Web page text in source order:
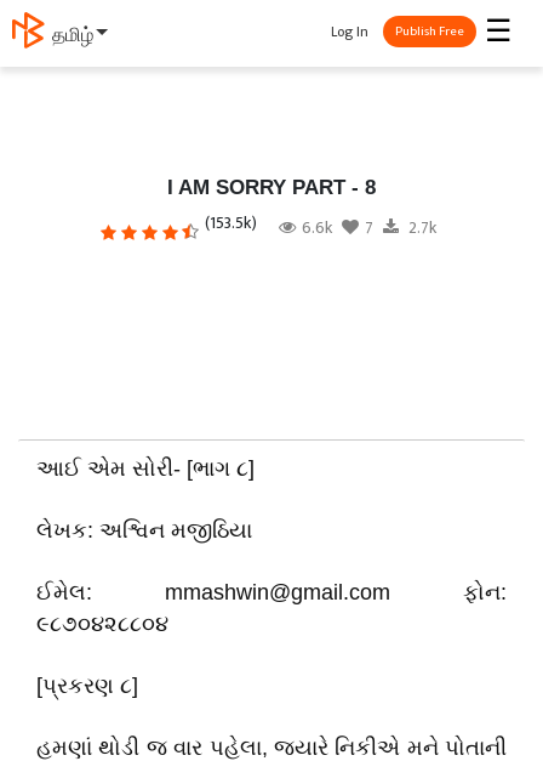
தமிழ் ☰
Log In Publish Free
I AM SORRY PART - 8
(153.5k) 6.6k 7 2.7k
આઈ એમ સોરી- [ભાગ ૮]
લેખક: અશ્વિન મજીઠિયા
ઈમેલ: mmashwin@gmail.com ફોન:
૯૮૭૦૪૨૮૮૦૪
[પ્રકરણ ૮]
હમણાં થોડી જ વાર પહેલા, જયારે નિકીએ મને પોતાની